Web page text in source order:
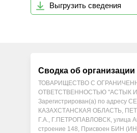
Выгрузить сведения
Сводка об организации
ТОВАРИЩЕСТВО С
ОТВЕТСТВЕННОСТЬЮ "АСТЫК
Зарегистрирован(а) по адресу
КАЗАХСТАНСКАЯ ОБЛАСТЬ,
Г.А., Г.ПЕТРОПАВЛОВСК, улица
строение 148, Присвоен БИН (ИНН) 040740000804,